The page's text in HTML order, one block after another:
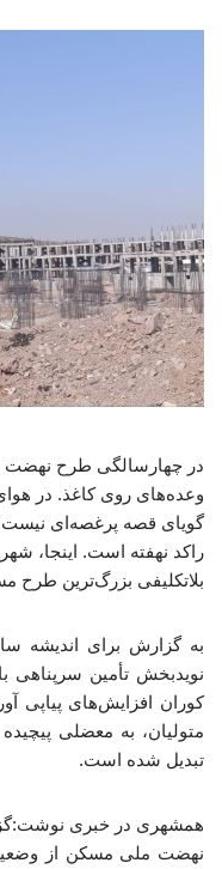
در چهارسالگی طرح نهضت
وعده‌های روی کاغذ. در
گویای قصه پرغصه‌ای نیست
راکد نهفته است. اینجا،
بلاتکلیفی بزرگ‌ترین طرح
به گزارش برای اندیشه
نویدبخش تأمین سرپناهی
کوران افزایش‌های پیاپی
متولیان، به معضلی
تبدیل شده است.
همشهری در خبری
نهضت ملی مسکن از